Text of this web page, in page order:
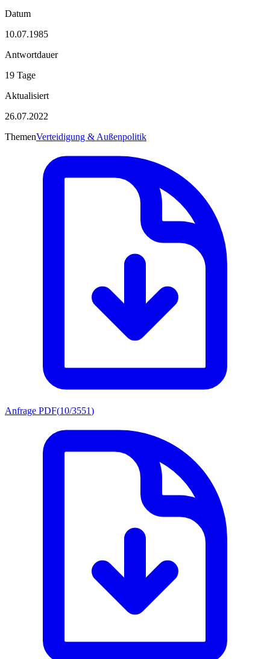
Datum
10.07.1985
Antwortdauer
19 Tage
Aktualisiert
26.07.2022
ThemenVerteidigung & Außenpolitik
Anfrage PDF(10/3551)